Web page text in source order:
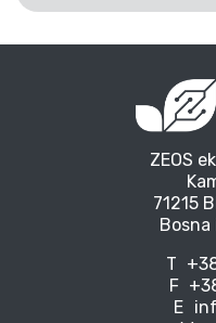
ZEOS
71215
T
F
E